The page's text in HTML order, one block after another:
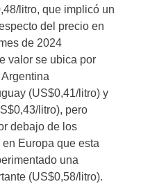
litro, que implicó un
del precio en
de 2024
valor se ubica por
(US$0,41/litro) y
litro), pero
debajo de los
Europa que esta
una
(US$0,58/litro).